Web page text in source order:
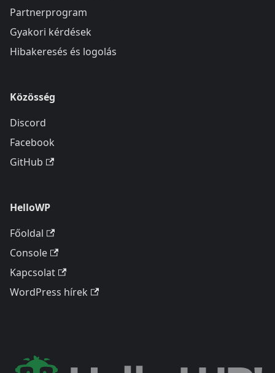
Partnerprogram
Gyakori kérdések
Hibakeresés és logolás
Közösség
Discord
Facebook
GitHub
HelloWP
Főoldal
Console
Kapcsolat
WordPress hírek